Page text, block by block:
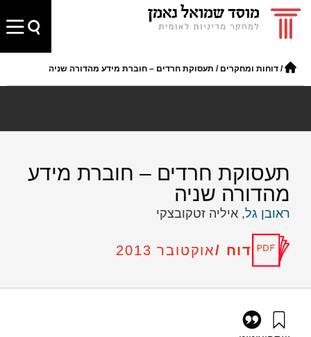
/ דוחות ומחקרים / תעסוקת חרדים – חוברת מידע מהדורה שניה
תעסוקת חרדים – חוברת מידע
מהדורה שניה
ראובן גל, איליה זטקובצקי
דוח /אוקטובר 2013